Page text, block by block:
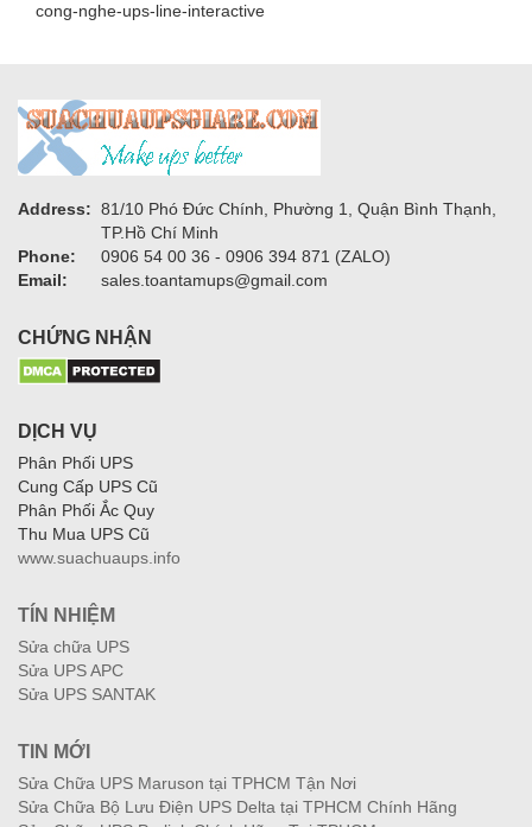
cong-nghe-ups-line-interactive
Address: 81/10 Phó Đức Chính, Phường 1, Quận Bình Thạnh,
TP.Hồ Chí Minh
Phone:
0906 54 00 36 - 0906 394 871 (ZALO)
Email:
sales.toantamups@gmail.com
CHỨNG NHẬN
DỊCH VỤ
Phân Phối UPS
Cung Cấp UPS Cũ
Phân Phối Ắc Quy
Thu Mua UPS Cũ
www.suachuaups.info
TÍN NHIỆM
Sửa chữa UPS
Sửa UPS APC
Sửa UPS SANTAK
TIN MỚI
Sửa Chữa UPS Maruson tại TPHCM Tận Nơi
Sửa Chữa Bộ Lưu Điện UPS Delta tại TPHCM Chính Hãng